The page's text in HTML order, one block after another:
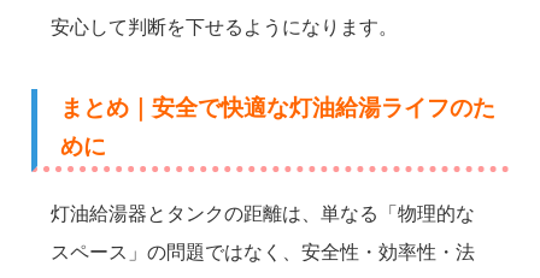
安心して判断を下せるようになります。
まとめ｜安全で快適な灯油給湯ライフのた
めに
灯油給湯器とタンクの距離は、単なる「物理的な
スペース」の問題ではなく、安全性・効率性・法